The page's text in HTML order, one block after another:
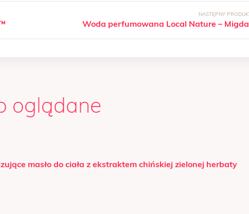
Woda perfumowana Local Nature –
oglądane
masło do ciała z ekstraktem chińskiej zielonej herbaty